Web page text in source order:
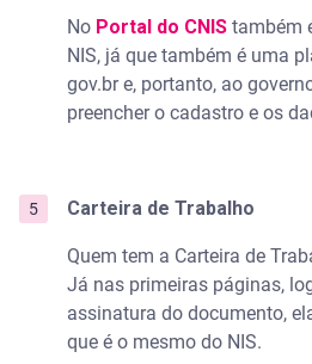
No Portal do CNIS também
NIS, já que também é uma
gov.br e, portanto, ao
preencher o cadastro e os
Carteira de Trabalho
Quem tem a Carteira de
Já nas primeiras páginas,
assinatura do documento,
que é o mesmo do NIS.